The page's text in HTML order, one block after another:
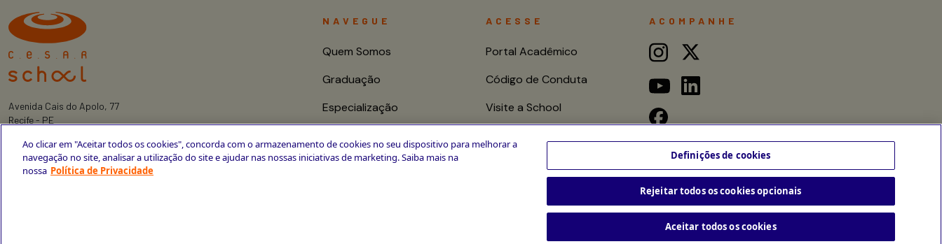
Avenida Cais do Apolo, 77
Recife - PE
+55 81 3419-6700
NAVEGUE
Quem Somos
Graduação
Especialização
Cursos de Curta
ACESSE
Portal Acadêmico
Código de Conduta
Visite a School
ACOMPANHE
Ao clicar em "Aceitar todos os cookies", concorda com o armazenamento de cookies no seu dispositivo para melhorar a
navegação no site, analisar a utilização do site e ajudar nas nossas iniciativas de marketing. Saiba mais na
nossa Política de Privacidade
Definições de cookies
Rejeitar todos os cookies opcionais
Aceitar todos os cookies